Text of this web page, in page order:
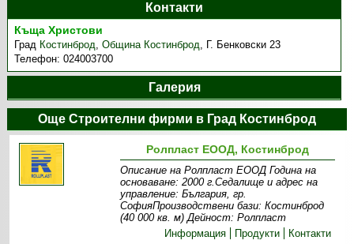
Контакти
Къща Христови
Град Костинброд,Община Костинброд, Г. Бенковски 23
Телефон:024003700
Галерия
Още Строителни фирми в Град Костинброд
Ролпласт ЕООД, Костинброд
Описание на Ролпласт ЕООД Година на
основаване: 2000 г.Седалище и адрес на
управление: България, гр.
СофияПроизводствени бази: Костинброд
(40 000 кв. м) Дейност: Ролпласт
Информация
Продукти Контакти